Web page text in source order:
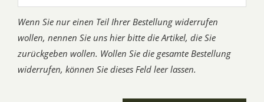
Wenn Sie nur einen Teil Ihrer Bestellung widerrufen
wollen, nennen Sie uns hier bitte die Artikel, die Sie
zurückgeben wollen. Wollen Sie die gesamte Bestellung
widerrufen, können Sie dieses Feld leer lassen.